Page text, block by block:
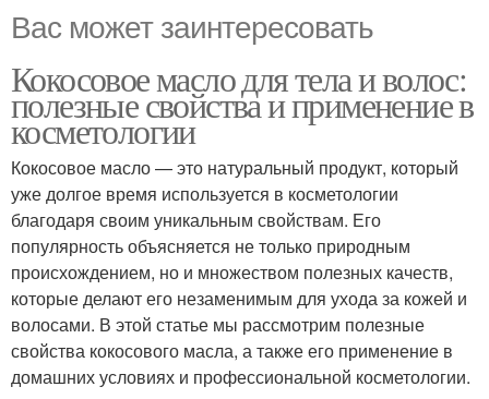
Вас может заинтересовать
Кокосовое масло для тела и волос:
полезные свойства и применение в
косметологии
Кокосовое масло — это натуральный продукт, который
уже долгое время используется в косметологии
благодаря своим уникальным свойствам. Его
популярность объясняется не только природным
происхождением, но и множеством полезных качеств,
которые делают его незаменимым для ухода за кожей и
волосами. В этой статье мы рассмотрим полезные
свойства кокосового масла, а также его применение в
домашних условиях и профессиональной косметологии.